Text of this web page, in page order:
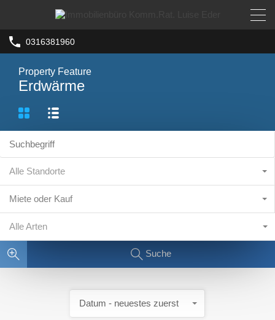
0316381960
Property Feature
Erdwärme
Alle Standorte
Miete oder Kauf
Alle Arten
Suche
Datum - neuestes zuerst